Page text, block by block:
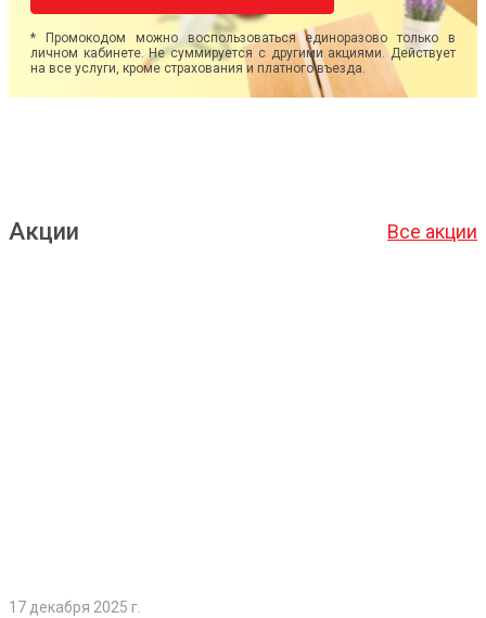
* Промокодом можно воспользоваться единоразово только в
личном кабинете. Не суммируется с другими акциями. Действует
на все услуги, кроме страхования и платного въезда.
Акции Все акции
17 декабря 2025 г.